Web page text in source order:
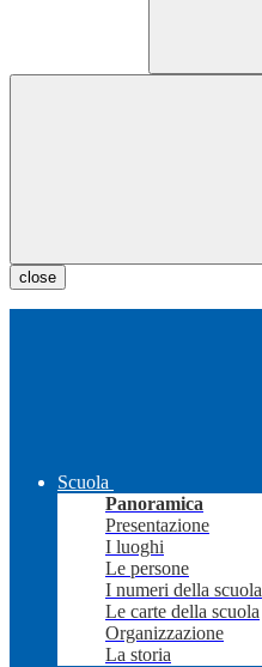
close
Scuola
Panoramica
Presentazione
I luoghi
Le persone
I numeri della scuola
Le carte della scuola
Organizzazione
La storia